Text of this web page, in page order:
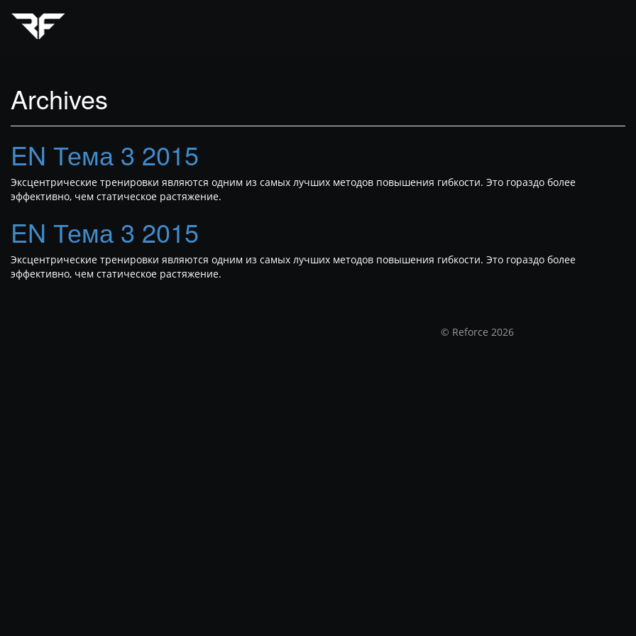
Archives
EN Тема 3 2015
Эксцентрические тренировки являются одним из самых лучших методов повышения гибкости. Это гораздо более
эффективно, чем статическое растяжение.
EN Тема 3 2015
Эксцентрические тренировки являются одним из самых лучших методов повышения гибкости. Это гораздо более
эффективно, чем статическое растяжение.
© Reforce 2026